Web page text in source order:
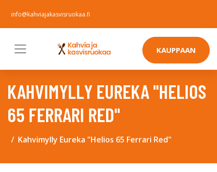
info@kahviajakasvisruokaa.fi
KAUPPAAN
KAHVIMYLLY EUREKA "HELIOS
65 FERRARI RED"
Kahvimylly Eureka "Helios 65 Ferrari Red"